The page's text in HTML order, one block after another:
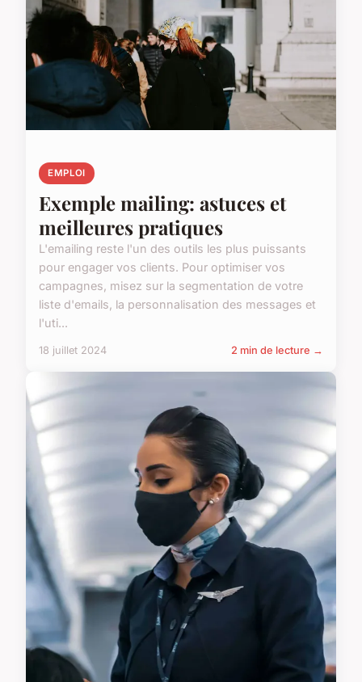
EMPLOI
Exemple mailing: astuces et
meilleures pratiques
L'emailing reste l'un des outils les plus puissants
pour engager vos clients. Pour optimiser vos
campagnes, misez sur la segmentation de votre
liste d'emails, la personnalisation des messages et
l'uti...
18 juillet 2024 2 min de lecture →